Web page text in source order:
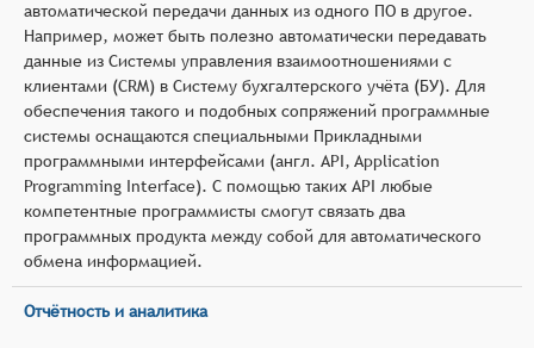
автоматической передачи данных из одного ПО в другое.
Например, может быть полезно автоматически передавать
данные из Системы управления взаимоотношениями с
клиентами (CRM) в Систему бухгалтерского учёта (БУ). Для
обеспечения такого и подобных сопряжений программные
системы оснащаются специальными Прикладными
программными интерфейсами (англ. API, Application
Programming Interface). С помощью таких API любые
компетентные программисты смогут связать два
программных продукта между собой для автоматического
обмена информацией.
Отчётность и аналитика